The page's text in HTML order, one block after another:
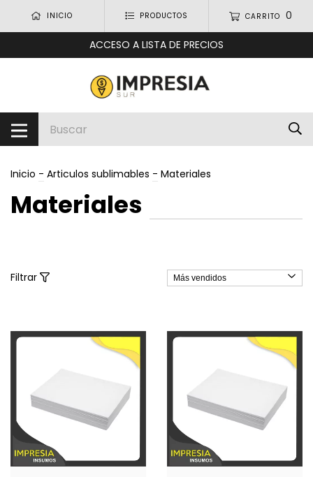
INICIO PRODUCTOS CARRITO 0
ACCESO A LISTA DE PRECIOS
Inicio - Articulos sublimables - Materiales
Materiales
Filtrar